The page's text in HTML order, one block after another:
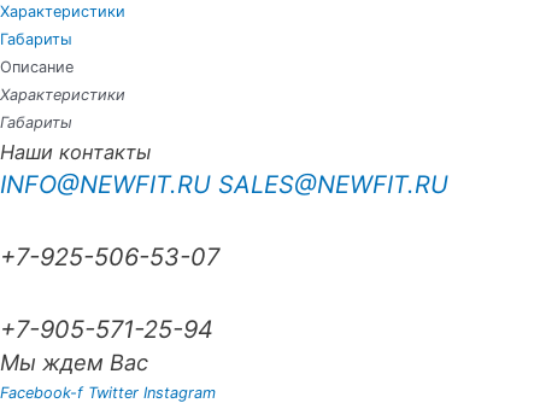
Характеристики
Габариты
Описание
Характеристики
Габариты
Наши контакты
INFO@NEWFIT.RU SALES@NEWFIT.RU
+7-925-506-53-07
+7-905-571-25-94
Мы ждем Вас
Facebook-f Twitter Instagram